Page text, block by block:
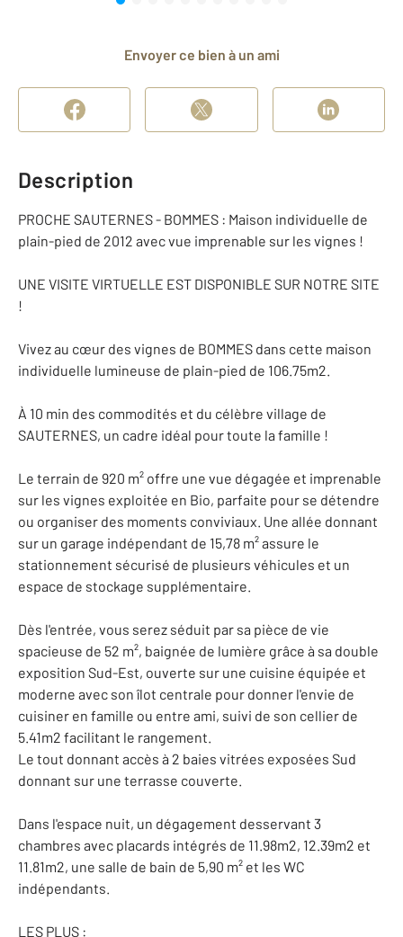
Envoyer ce bien à un ami
Description
PROCHE SAUTERNES - BOMMES : Maison individuelle de
plain-pied de 2012 avec vue imprenable sur les vignes !
UNE VISITE VIRTUELLE EST DISPONIBLE SUR NOTRE SITE
!
Vivez au cœur des vignes de BOMMES dans cette maison
individuelle lumineuse de plain-pied de 106.75m2.
À 10 min des commodités et du célèbre village de
SAUTERNES, un cadre idéal pour toute la famille !
Le terrain de 920 m² offre une vue dégagée et imprenable
sur les vignes exploitée en Bio, parfaite pour se détendre
ou organiser des moments conviviaux. Une allée donnant
sur un garage indépendant de 15,78 m² assure le
stationnement sécurisé de plusieurs véhicules et un
espace de stockage supplémentaire.
Dès l'entrée, vous serez séduit par sa pièce de vie
spacieuse de 52 m², baignée de lumière grâce à sa double
exposition Sud-Est, ouverte sur une cuisine équipée et
moderne avec son îlot centrale pour donner l'envie de
cuisiner en famille ou entre ami, suivi de son cellier de
5.41m2 facilitant le rangement.
Le tout donnant accès à 2 baies vitrées exposées Sud
donnant sur une terrasse couverte.
Dans l'espace nuit, un dégagement desservant 3
chambres avec placards intégrés de 11.98m2, 12.39m2 et
11.81m2, une salle de bain de 5,90 m² et les WC
indépendants.
LES PLUS :